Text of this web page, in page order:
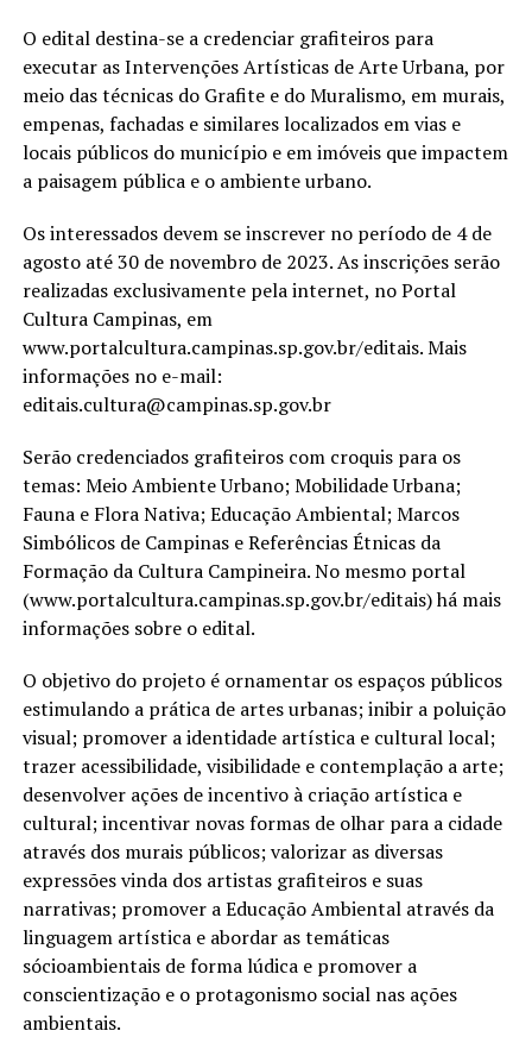
O edital destina-se a credenciar grafiteiros para
executar as Intervenções Artísticas de Arte Urbana, por
meio das técnicas do Grafite e do Muralismo, em murais,
empenas, fachadas e similares localizados em vias e
locais públicos do município e em imóveis que impactem
a paisagem pública e o ambiente urbano.
Os interessados devem se inscrever no período de 4 de
agosto até 30 de novembro de 2023. As inscrições serão
realizadas exclusivamente pela internet, no Portal
Cultura Campinas, em
www.portalcultura.campinas.sp.gov.br/editais. Mais
informações no e-mail:
editais.cultura@campinas.sp.gov.br
Serão credenciados grafiteiros com croquis para os
temas: Meio Ambiente Urbano; Mobilidade Urbana;
Fauna e Flora Nativa; Educação Ambiental; Marcos
Simbólicos de Campinas e Referências Étnicas da
Formação da Cultura Campineira. No mesmo portal
(www.portalcultura.campinas.sp.gov.br/editais) há mais
informações sobre o edital.
O objetivo do projeto é ornamentar os espaços públicos
estimulando a prática de artes urbanas; inibir a poluição
visual; promover a identidade artística e cultural local;
trazer acessibilidade, visibilidade e contemplação a arte;
desenvolver ações de incentivo à criação artística e
cultural; incentivar novas formas de olhar para a cidade
através dos murais públicos; valorizar as diversas
expressões vinda dos artistas grafiteiros e suas
narrativas; promover a Educação Ambiental através da
linguagem artística e abordar as temáticas
sócioambientais de forma lúdica e promover a
conscientização e o protagonismo social nas ações
ambientais.